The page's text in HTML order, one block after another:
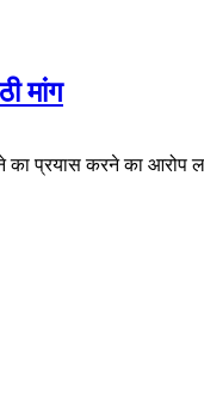
मांग
का प्रयास करने का आरोप